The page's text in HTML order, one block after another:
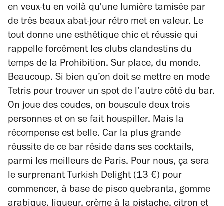
en veux-tu en voilà qu'une lumière tamisée par
de très beaux abat-jour rétro met en valeur. Le
tout donne une esthétique chic et réussie qui
rappelle forcément les clubs clandestins du
temps de la Prohibition. Sur place, du monde.
Beaucoup. Si bien qu’on doit se mettre en mode
Tetris pour trouver un spot de l’autre côté du bar.
On joue des coudes, on bouscule deux trois
personnes et on se fait houspiller. Mais la
récompense est belle. Car la plus grande
réussite de ce bar réside dans ses cocktails,
parmi les meilleurs de Paris. Pour nous, ça sera
le surprenant Turkish Delight (13 €) pour
commencer, à base de pisco quebranta, gomme